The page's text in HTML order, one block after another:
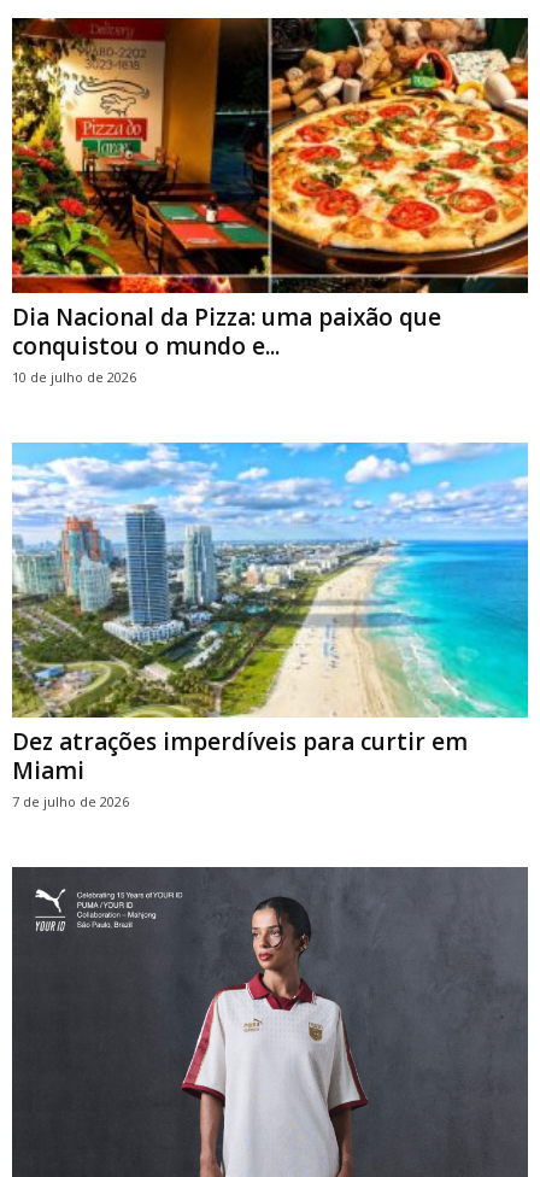
Dia Nacional da Pizza: uma paixão que
conquistou o mundo e...
10 de julho de 2026
Dez atrações imperdíveis para curtir em
Miami
7 de julho de 2026